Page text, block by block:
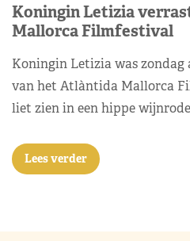
Koningin Letizia
Mallorca Filmfestival
Koningin Letizia was
van het Atlàntida Mallorca
liet zien in een hippe
Lees verder